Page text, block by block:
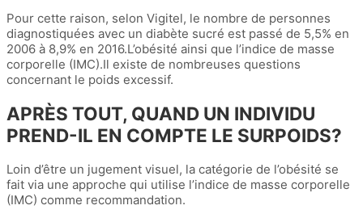
Pour cette raison, selon Vigitel, le nombre de personnes
diagnostiquées avec un diabète sucré est passé de 5,5% en
2006 à 8,9% en 2016.L’obésité ainsi que l’indice de masse
corporelle (IMC).Il existe de nombreuses questions
concernant le poids excessif.
APRÈS TOUT, QUAND UN INDIVIDU
PREND-IL EN COMPTE LE SURPOIDS?
Loin d’être un jugement visuel, la catégorie de l’obésité se
fait via une approche qui utilise l’indice de masse corporelle
(IMC) comme recommandation.